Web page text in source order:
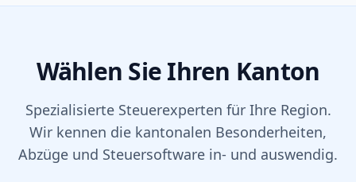
Wählen Sie Ihren Kanton
Spezialisierte Steuerexperten für Ihre Region.
Wir kennen die kantonalen Besonderheiten,
Abzüge und Steuersoftware in- und auswendig.